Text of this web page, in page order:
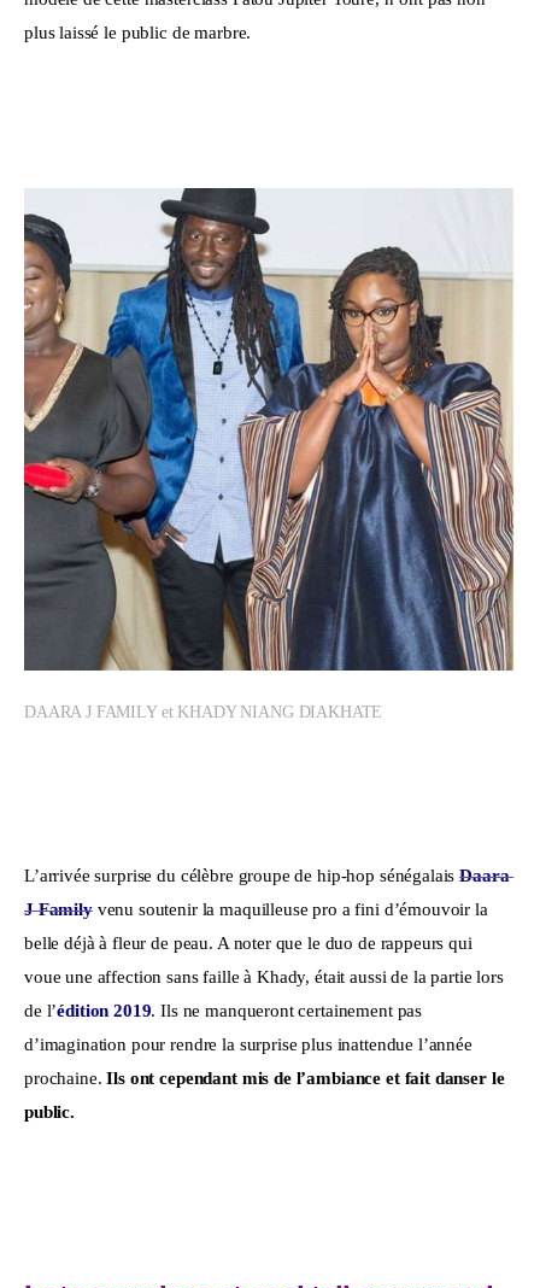
plus laissé le public de marbre.
DAARA J FAMILY et KHADY NIANG DIAKHATE
L’arrivée surprise du célèbre groupe de hip-hop sénégalais Daara
J Family venu soutenir la maquilleuse pro a fini d’émouvoir la
belle déjà à fleur de peau. A noter que le duo de rappeurs qui
voue une affection sans faille à Khady, était aussi de la partie lors
de l’édition 2019. Ils ne manqueront certainement pas
d’imagination pour rendre la surprise plus inattendue l’année
prochaine. Ils ont cependant mis de l’ambiance et fait danser le
public.